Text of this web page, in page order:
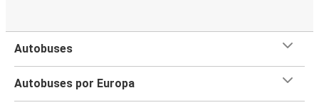
Autobuses
Autobuses por Europa